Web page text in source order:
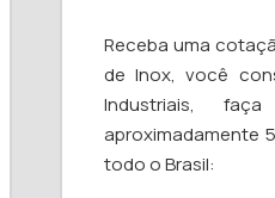
Receba uma
de Inox, você
Industriais,
aproximadamente
todo o Brasil: